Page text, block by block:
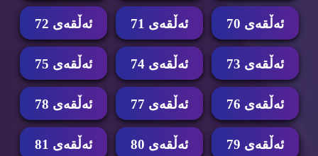
ئه‌ڵقه‌ی 70 ئه‌ڵقه‌ی 71 ئه‌ڵقه‌ی 72
ئه‌ڵقه‌ی 73 ئه‌ڵقه‌ی 74 ئه‌ڵقه‌ی 75
ئه‌ڵقه‌ی 76 ئه‌ڵقه‌ی 77 ئه‌ڵقه‌ی 78
ئه‌ڵقه‌ی 79 ئه‌ڵقه‌ی 80 ئه‌ڵقه‌ی 81